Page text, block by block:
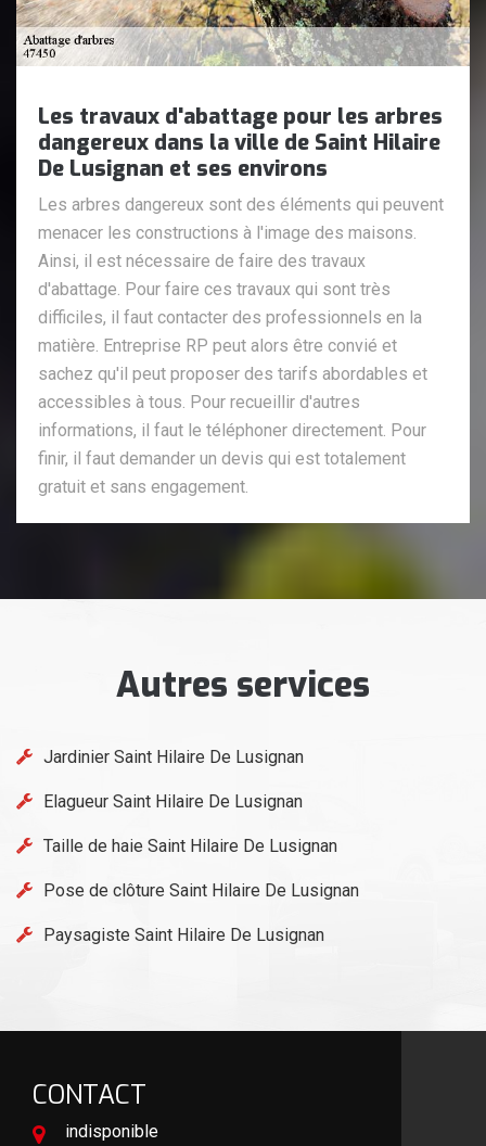
Les travaux d'abattage pour les arbres
dangereux dans la ville de Saint Hilaire
De Lusignan et ses environs
Les arbres dangereux sont des éléments qui peuvent
menacer les constructions à l'image des maisons.
Ainsi, il est nécessaire de faire des travaux
d'abattage. Pour faire ces travaux qui sont très
difficiles, il faut contacter des professionnels en la
matière. Entreprise RP peut alors être convié et
sachez qu'il peut proposer des tarifs abordables et
accessibles à tous. Pour recueillir d'autres
informations, il faut le téléphoner directement. Pour
finir, il faut demander un devis qui est totalement
gratuit et sans engagement.
Autres services
Jardinier Saint Hilaire De Lusignan
Elagueur Saint Hilaire De Lusignan
Taille de haie Saint Hilaire De Lusignan
Pose de clôture Saint Hilaire De Lusignan
Paysagiste Saint Hilaire De Lusignan
CONTACT
indisponible